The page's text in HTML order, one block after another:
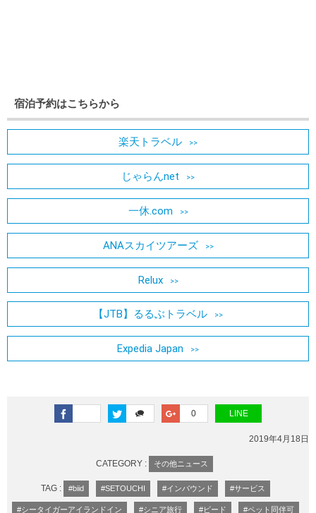
宿泊予約はこちらから
楽天トラベル
じゃらんnet
一休.com
ANAスカイツアーズ
Relux
【JTB】るるぶトラベル
Expedia Japan
0 LINE
2019年4月18日
CATEGORY : その他ニュース
TAG : #biid #SETOUCHI #インバウンド #サービス
#シータイガーアイランドイン #シニア旅行 #ビード #ペット同伴可